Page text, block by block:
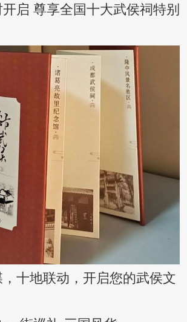
启 尊享全国十大武侯祠特别
地联动，开启您的武侯文